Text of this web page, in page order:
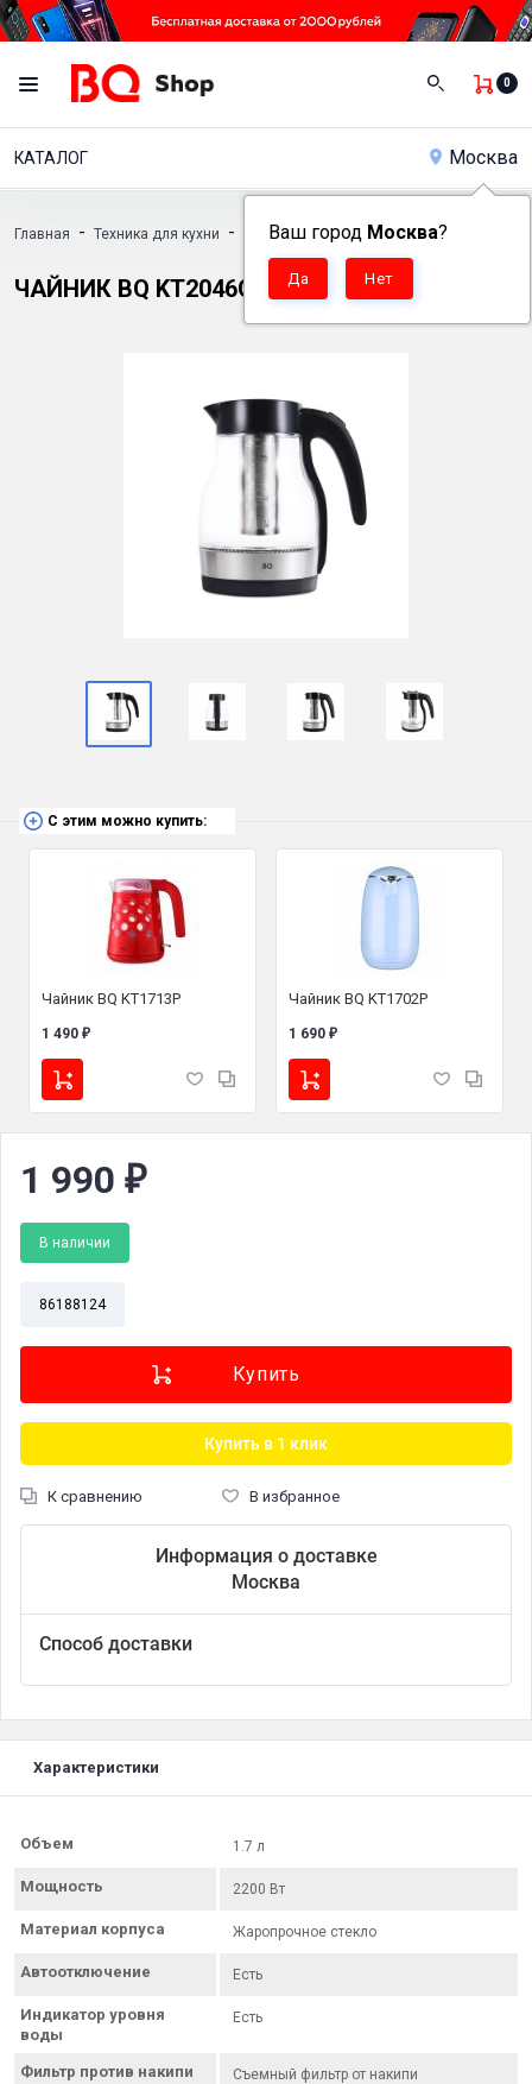
0
КАТАЛОГ Москва
Ваш город Москва?
Главная - Техника для кухни - Электрочайники - Чайник BQ KT2046G
ЧАЙНИК BQ KT2046G
С этим можно купить:
Чайник BQ KT1713P
1 490 ₽
Чайник BQ KT1702P
1 690 ₽
1 990 ₽
В наличии
86188124
Купить в 1 клик
К сравнению В избранное
Информация о доставке
Москва
Способ доставки
Характеристики
Объем 1.7 л
Мощность 2200 Вт
Материал корпуса Жаропрочное стекло
Автоотключение Есть
Индикатор уровня
воды
Есть
Фильтр против накипи Съемный фильтр от накипи